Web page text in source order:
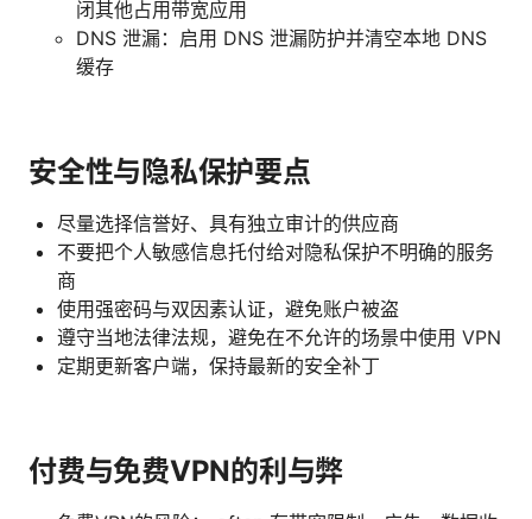
闭其他占用带宽应用
DNS 泄漏：启用 DNS 泄漏防护并清空本地 DNS
缓存
安全性与隐私保护要点
尽量选择信誉好、具有独立审计的供应商
不要把个人敏感信息托付给对隐私保护不明确的服务
商
使用强密码与双因素认证，避免账户被盗
遵守当地法律法规，避免在不允许的场景中使用 VPN
定期更新客户端，保持最新的安全补丁
付费与免费VPN的利与弊